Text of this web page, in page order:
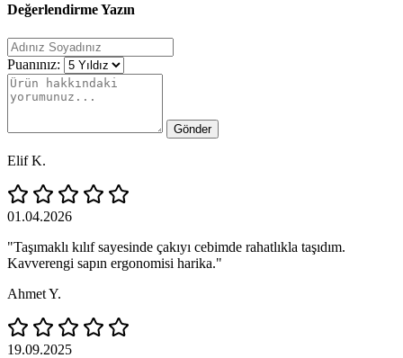
Değerlendirme Yazın
Puanınız:
Gönder
Elif K.
01.04.2026
"Taşımaklı kılıf sayesinde çakıyı cebimde rahatlıkla taşıdım.
Kavverengi sapın ergonomisi harika."
Ahmet Y.
19.09.2025